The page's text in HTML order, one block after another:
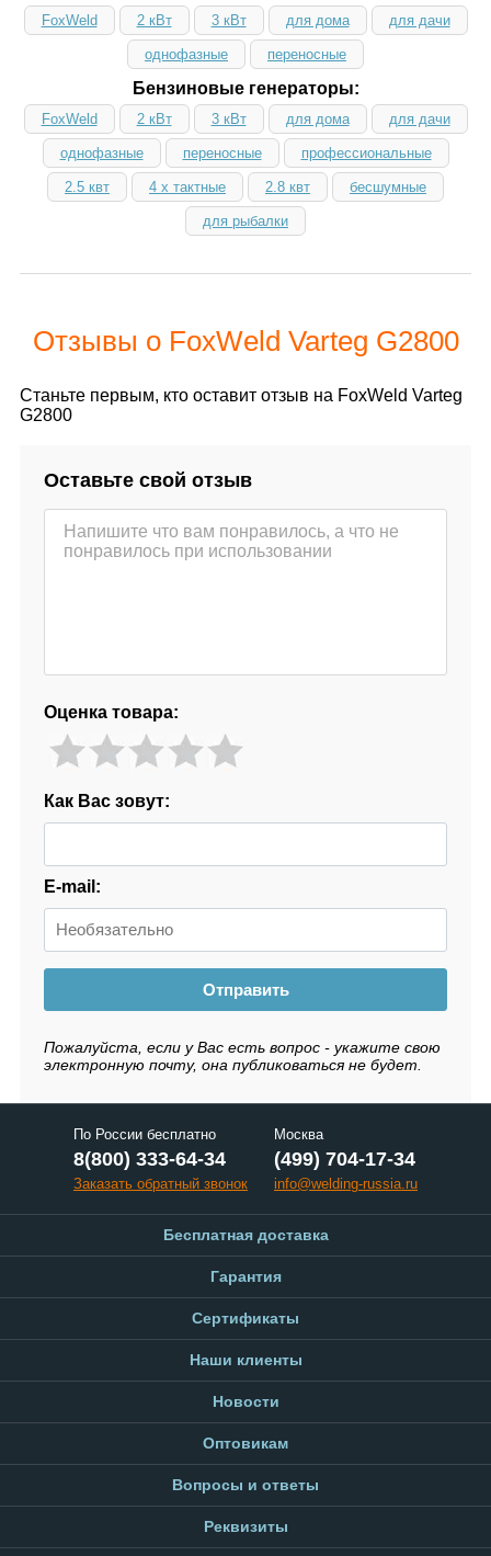
FoxWeld 2 кВт 3 кВт для дома для дачи
однофазные переносные
Бензиновые генераторы:
FoxWeld 2 кВт 3 кВт для дома для дачи
однофазные переносные профессиональные
2.5 квт 4 х тактные 2.8 квт бесшумные
для рыбалки
Отзывы о FoxWeld Varteg G2800
Станьте первым, кто оставит отзыв на FoxWeld Varteg
G2800
Оставьте свой отзыв
Оценка товара:
Как Вас зовут:
E-mail:
Отправить
Пожалуйста, если у Вас есть вопрос - укажите свою
электронную почту, она публиковаться не будет.
По России бесплатно
8(800) 333-64-34
Заказать обратный звонок
Москва
(499) 704-17-34
info@welding-russia.ru
Бесплатная доставка
Гарантия
Сертификаты
Наши клиенты
Новости
Оптовикам
Вопросы и ответы
Реквизиты